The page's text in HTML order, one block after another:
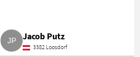
Jacob Putz
3382 Loosdorf